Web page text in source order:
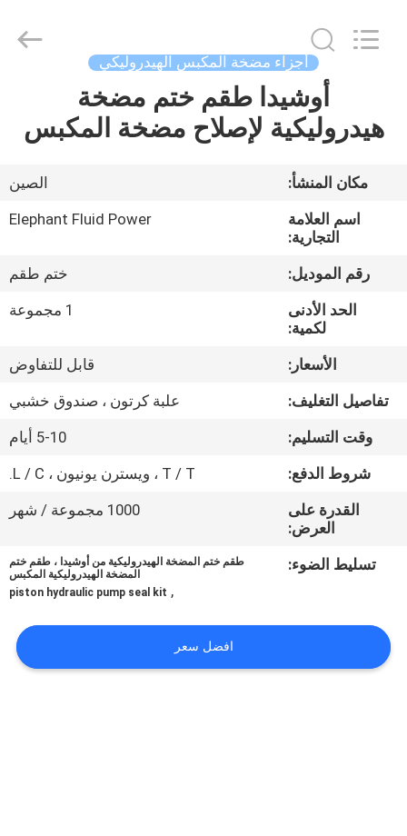
بيت
منتجات
معلومات
المعمل
مراقبة
الجودة
أخبار
Co.,Ltd.
أجزاء مضخة المكبس الهيدروليكي
أوشيدا طقم ختم مضخة
هيدروليكية لإصلاح مضخة المكبس
مكان المنشأ:
الصين
اسم العلامة
التجارية:
Elephant Fluid Power
رقم الموديل:
ختم طقم
الحد الأدنى
لكمية:
1 مجموعة
الأسعار:
قابل للتفاوض
تفاصيل التغليف:
علبة كرتون ، صندوق خشبي
وقت التسليم:
5-10 أيام
شروط الدفع:
T / T ، ويسترن يونيون ، L / C.
القدرة على
العرض:
1000 مجموعة / شهر
تسليط الضوء:
طقم ختم المضخة الهيدروليكية من أوشيدا ، طقم ختم
المضخة الهيدروليكية المكبس
,
piston hydraulic pump seal kit
افضل سعر